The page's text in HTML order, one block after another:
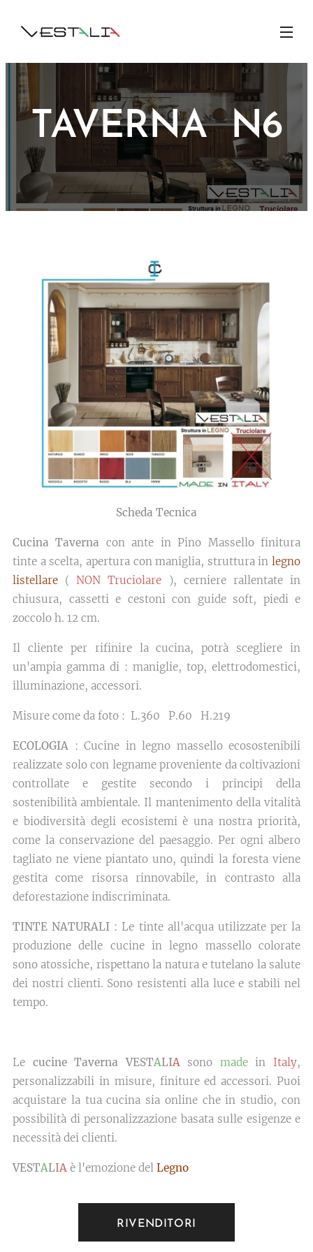
TAVERNA N6
Scheda Tecnica
Cucina Taverna con ante in Pino Massello finitura
tinte a scelta, apertura con maniglia, struttura in legno
listellare ( NON Truciolare ), cerniere rallentate in
chiusura, cassetti e cestoni con guide soft, piedi e
zoccolo h. 12 cm.
Il cliente per rifinire la cucina, potrà scegliere in
un'ampia gamma di : maniglie, top, elettrodomestici,
illuminazione, accessori.
Misure come da foto : L.360 P.60 H.219
ECOLOGIA : Cucine in legno massello ecosostenibili
realizzate solo con legname proveniente da coltivazioni
controllate e gestite secondo i principi della
sostenibilità ambientale. Il mantenimento della vitalità
e biodiversità degli ecosistemi è una nostra priorità,
come la conservazione del paesaggio. Per ogni albero
tagliato ne viene piantato uno, quindi la foresta viene
gestita come risorsa rinnovabile, in contrasto alla
deforestazione indiscriminata.
TINTE NATURALI : Le tinte all'acqua utilizzate per la
produzione delle cucine in legno massello colorate
sono atossiche, rispettano la natura e tutelano la salute
dei nostri clienti. Sono resistenti alla luce e stabili nel
tempo.
Le cucine Taverna VESTALIAsono madein Italy,
personalizzabili in misure, finiture ed accessori. Puoi
acquistare la tua cucina sia online che in studio, con
possibilità di personalizzazione basata sulle esigenze e
necessità dei clienti.
VESTALIA è l'emozione del Legno
RIVENDITORI